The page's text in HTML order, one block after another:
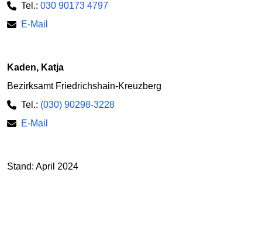
Tel.: 030 90173 4797
E-Mail
Kaden, Katja
Bezirksamt Friedrichshain-Kreuzberg
Tel.: (030) 90298-3228
E-Mail
Stand: April 2024